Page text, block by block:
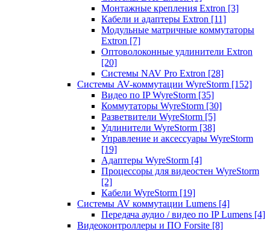
Монтажные крепления Extron [3]
Кабели и адаптеры Extron [11]
Модульные матричные коммутаторы
Extron [7]
Оптоволоконные удлинители Extron
[20]
Системы NAV Pro Extron [28]
Системы AV-коммутации WyreStorm [152]
Видео по IP WyreStorm [35]
Коммутаторы WyreStorm [30]
Разветвители WyreStorm [5]
Удлинители WyreStorm [38]
Управление и аксессуары WyreStorm
[19]
Адаптеры WyreStorm [4]
Процессоры для видеостен WyreStorm
[2]
Кабели WyreStorm [19]
Системы AV коммутации Lumens [4]
Передача аудио / видео по IP Lumens [4]
Видеоконтроллеры и ПО Forsite [8]